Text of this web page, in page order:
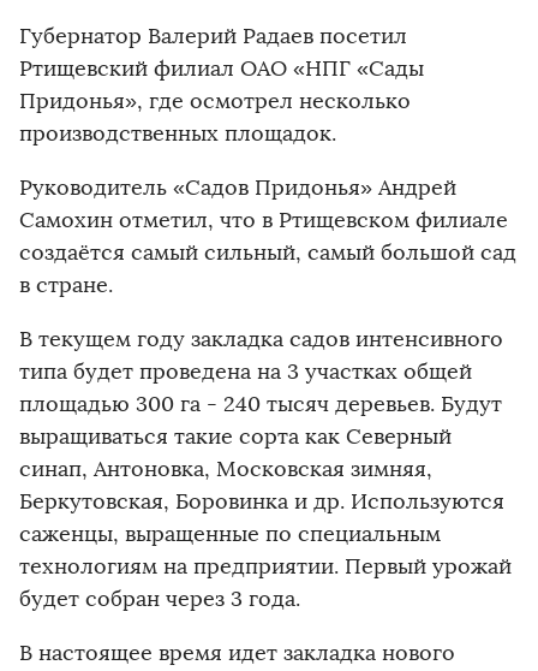
Губернатор Валерий Радаев посетил
Ртищевский филиал ОАО «НПГ «Сады
Придонья», где осмотрел несколько
производственных площадок.
Руководитель «Садов Придонья» Андрей
Самохин отметил, что в Ртищевском филиале
создаётся самый сильный, самый большой сад
в стране.
В текущем году закладка садов интенсивного
типа будет проведена на 3 участках общей
площадью 300 га - 240 тысяч деревьев. Будут
выращиваться такие сорта как Северный
синап, Антоновка, Московская зимняя,
Беркутовская, Боровинка и др. Используются
саженцы, выращенные по специальным
технологиям на предприятии. Первый урожай
будет собран через 3 года.
В настоящее время идет закладка нового